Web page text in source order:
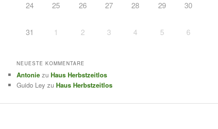
24 25 26 27 28 29 30
31 1 2 3 4 5 6
NEUESTE KOMMENTARE
Antonie zuHaus Herbstzeitlos
Guido Ley zuHaus Herbstzeitlos